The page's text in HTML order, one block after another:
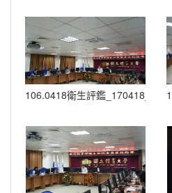
106.0418衛生評鑑_170418_0004